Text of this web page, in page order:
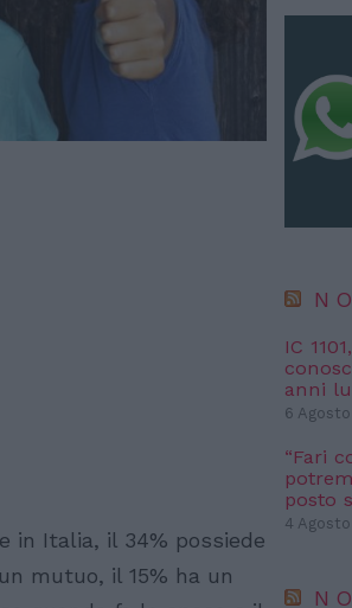
in Italia, il 34% possiede
mutuo, il 15% ha un
IC
anni
6
“Fari
posto
4